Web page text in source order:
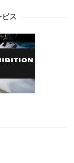
ビス